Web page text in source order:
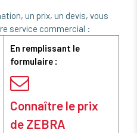
un prix, un devis, vous
service commercial :
En remplissant le
formulaire :
Connaître le prix
de ZEBRA